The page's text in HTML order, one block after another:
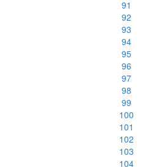
91
92
93
94
95
96
97
98
99
100
101
102
103
104